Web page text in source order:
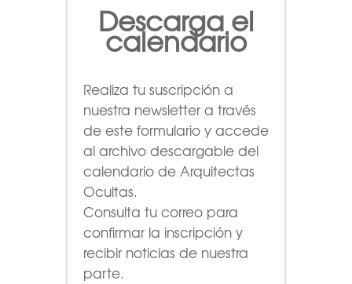
Descarga el
calendario
Realiza tu suscripción a
nuestra newsletter a través
de este formulario y accede
al archivo descargable del
calendario de Arquitectas
Ocultas.
Consulta tu correo para
confirmar la inscripción y
recibir noticias de nuestra
parte.